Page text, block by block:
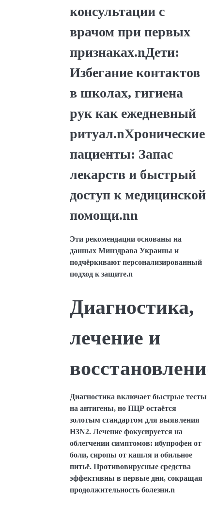
консультации с
врачом при первых
признаках.nДети:
Избегание контактов
в школах, гигиена
рук как ежедневный
ритуал.nХронические
пациенты: Запас
лекарств и быстрый
доступ к медицинской
помощи.nn
Эти рекомендации основаны на
данных Минздрава Украины и
подчёркивают персонализированный
подход к защите.n
Диагностика,
лечение и
Диагностика включает быстрые тесты
на антигены, но ПЦР остаётся
золотым стандартом для выявления
H3N2. Лечение фокусируется на
облегчении симптомов: ибупрофен от
боли, сиропы от кашля и обильное
питьё. Противовирусные средства
эффективны в первые дни, сокращая
продолжительность болезни.n